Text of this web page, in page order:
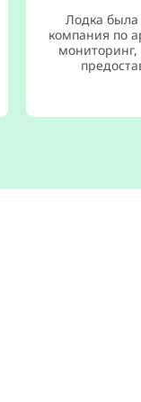
Лодка
компания по